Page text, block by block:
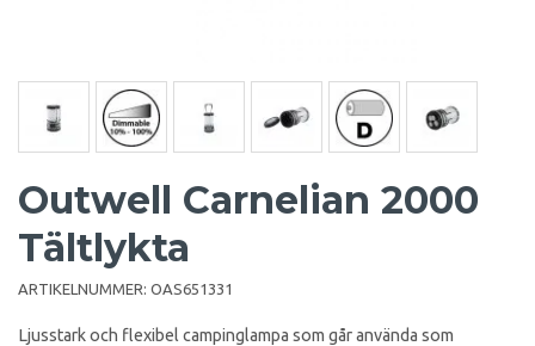
Outwell Carnelian 2000
Tältlykta
ARTIKELNUMMER: OAS651331
Ljusstark och flexibel campinglampa som går använda som